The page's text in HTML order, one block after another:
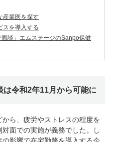
産業医を探す
スを導入する
面談」エムステージのSanpo保健
は令和2年11月から可能に
ら、疲労やストレスの程度を
面での実施が義務でした。し
影響で在宅勤務を導入する企